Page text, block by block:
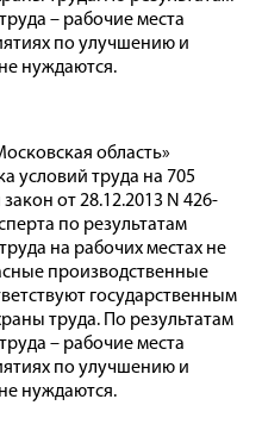
– рабочие места
по улучшению и
нуждаются.
область»
условий труда на 705
от 28.12.2013 N 426-
по результатам
на рабочих местах не
производственные
государственным
труда. По результатам
– рабочие места
по улучшению и
нуждаются.